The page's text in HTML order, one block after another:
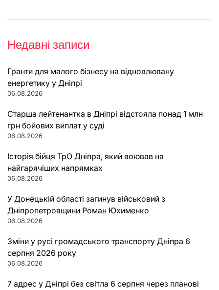
Недавні записи
Гранти для малого бізнесу на відновлювану
енергетику у Дніпрі
06.08.2026
Старша лейтенантка в Дніпрі відстояла понад 1 млн
грн бойових виплат у суді
06.08.2026
Історія бійця ТрО Дніпра, який воював на
найгарячіших напрямках
06.08.2026
У Донецькій області загинув військовий з
Дніпропетровщини Роман Юхименко
06.08.2026
Зміни у русі громадського транспорту Дніпра 6
серпня 2026 року
06.08.2026
7 адрес у Дніпрі без світла 6 серпня через планові